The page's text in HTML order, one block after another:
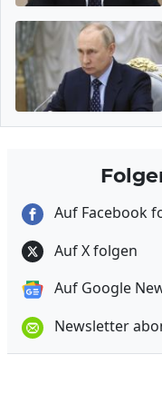
Auf Facebook
Auf X folgen
Auf Google
Newsletter